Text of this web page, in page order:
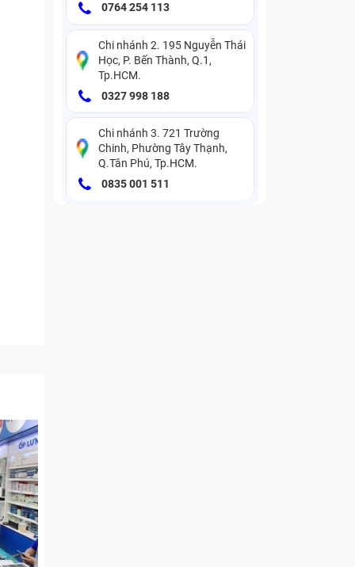
0764 254 113
Chi nhánh 2. 195 Nguyễn Thái
Học, P. Bến Thành, Q.1,
Tp.HCM.
0327 998 188
Chi nhánh 3. 721 Trường
Chinh, Phường Tây Thạnh,
Q.Tân Phú, Tp.HCM.
0835 001 511